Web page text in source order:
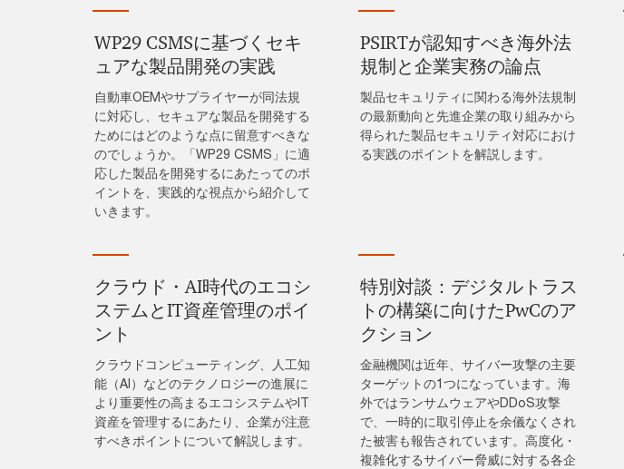
WP29 CSMSに基づくセキ
ュアな製品開発の実践
自動車OEMやサプライヤーが同法規
に対応し、セキュアな製品を開発する
ためにはどのような点に留意すべきな
のでしょうか。「WP29 CSMS」に適
応した製品を開発するにあたってのポ
イントを、実践的な視点から紹介して
いきます。
PSIRTが認知すべき海外法
規制と企業実務の論点
製品セキュリティに関わる海外法規制
の最新動向と先進企業の取り組みから
得られた製品セキュリティ対応におけ
る実践のポイントを解説します。
クラウド・AI時代のエコシ
ステムとIT資産管理のポイ
ント
クラウドコンピューティング、人工知
能（AI）などのテクノロジーの進展に
より重要性の高まるエコシステムやIT
資産を管理するにあたり、企業が注意
すべきポイントについて解説します。
特別対談：デジタルトラス
トの構築に向けたPwCのア
クション
金融機関は近年、サイバー攻撃の主要
ターゲットの1つになっています。海
外ではランサムウェアやDDoS攻撃
で、一時的に取引停止を余儀なくされ
た被害も報告されています。高度化・
複雑化するサイバー脅威に対する各企